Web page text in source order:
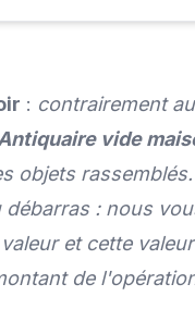
: contrairement
vide
objets
débarras : nous
et cette
de